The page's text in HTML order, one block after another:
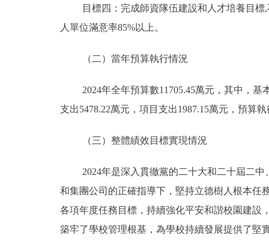
目標四：完成師資隊伍建設和人才培養目
人單位滿意率85%以上。
（二）當年預算執行情況
2024年全年預算數11705.45萬元，其中，
支出5478.22萬元，項目支出1987.15萬元，預算執
（三）整體績效目標實現情況
2024年是深入貫徹黨的二十大和二十屆二
和集團公司的正確指導下，堅持立德樹人根本任
各項年度任務目標，持續強化平安和諧校園建設
築牢了學校管理根基，為學校持續發展提供了堅